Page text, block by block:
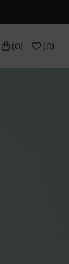
(0) (0)